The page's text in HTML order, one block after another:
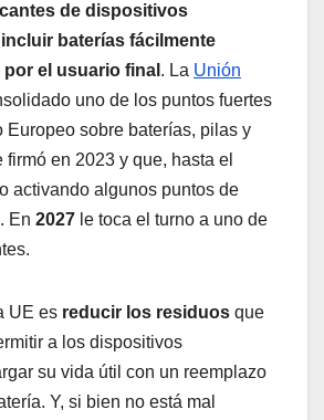
de dispositivos
baterías fácilmente
el usuario final . La Unión
uno de los puntos fuertes
Europeo sobre baterías, pilas y
firmó en 2023 y que, hasta el
activando algunos puntos de
En 2027 le toca el turno a uno de
UE es reducir los residuos que
a los dispositivos
su vida útil con un reemplazo
Y, si bien no está mal